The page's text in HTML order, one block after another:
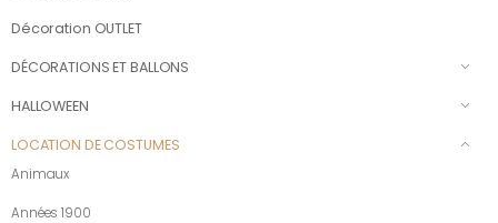
Décoration OUTLET
DÉCORATIONS ET BALLONS
HALLOWEEN
LOCATION DE COSTUMES
Animaux
Années 1900